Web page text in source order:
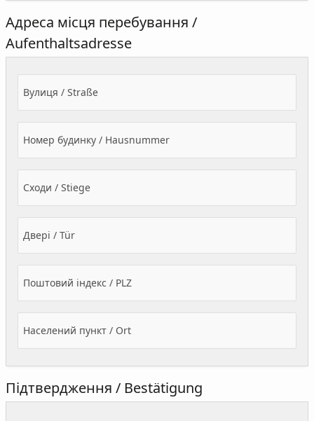
Адреса місця перебування /
Aufenthaltsadresse
Вулиця / Straße
Номер будинку / Hausnummer
Сходи / Stiege
Двері / Tür
Поштовий індекс / PLZ
Населений пункт / Ort
Підтвердження / Bestätigung